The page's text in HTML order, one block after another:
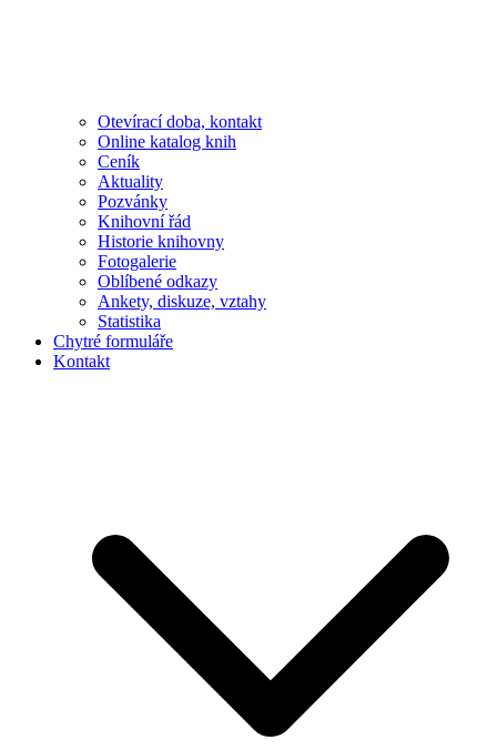
Otevírací doba, kontakt
Online katalog knih
Ceník
Aktuality
Pozvánky
Knihovní řád
Historie knihovny
Fotogalerie
Oblíbené odkazy
Ankety, diskuze, vztahy
Statistika
Chytré formuláře
Kontakt